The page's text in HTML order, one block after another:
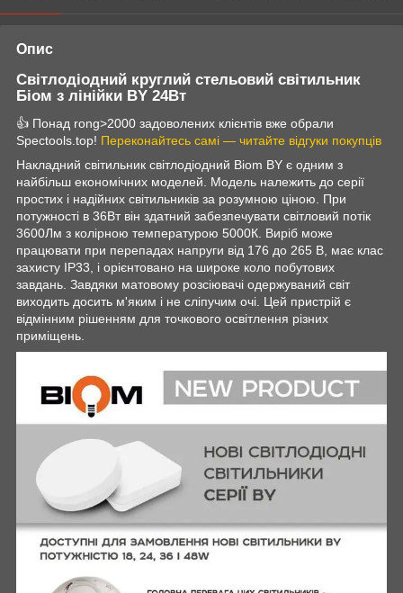
Опис
Світлодіодний круглий стельовий світильник
Біом з лінійки BY 24Вт
👍 Понад rong>2000 задоволених клієнтів вже обрали
Spectools.top! Переконайтесь самі — читайте відгуки покупців
Накладний світильник світлодіодний Biom BY є одним з
найбільш економічних моделей. Модель належить до серії
простих і надійних світильників за розумною ціною. При
потужності в 36Вт він здатний забезпечувати світловий потік
3600Лм з колірною температурою 5000К. Виріб може
працювати при перепадах напруги від 176 до 265 В, має клас
захисту IP33, і орієнтовано на широке коло побутових
завдань. Завдяки матовому розсіювачі одержуваний світ
виходить досить м'яким і не сліпучим очі. Цей пристрій є
відмінним рішенням для точкового освітлення різних
приміщень.